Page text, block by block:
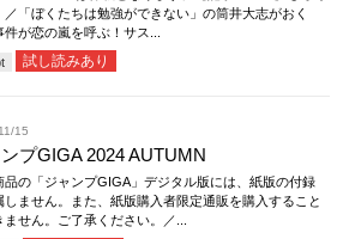
／「ぼくたちは勉強ができない」の筒井大志がおく
件が恋の嵐を呼ぶ！サス...
試し読みあり
15
プGIGA 2024 AUTUMN
の「ジャンプGIGA」デジタル版には、紙版の付録
しません。また、紙版購入者限定通販を購入すること
ません。ご了承ください。／...